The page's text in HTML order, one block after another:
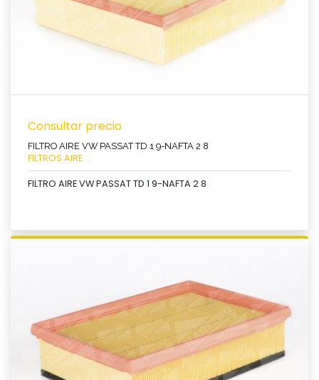
Consultar precio
FILTRO AIRE VW PASSAT TD 1 9-NAFTA 2 8
FILTROS AIRE
FILTRO AIRE VW PASSAT TD 1 9-NAFTA 2 8
Ver producto